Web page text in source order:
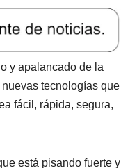
y apalancado de la
tecnologías que
fácil, rápida, segura,
está pisando fuerte y